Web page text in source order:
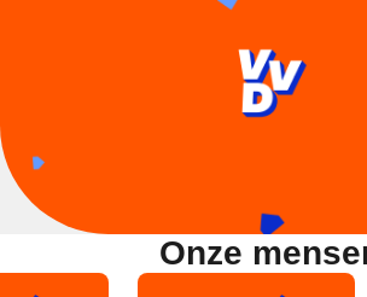
Onze